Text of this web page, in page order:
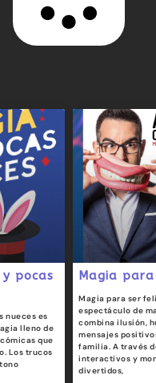
y pocas
nueces es
lleno de
que
Los trucos
Magia
Magia para ser
espectáculo de
combina ilusión,
mensajes
familia. A través
interactivos y
divertidos,